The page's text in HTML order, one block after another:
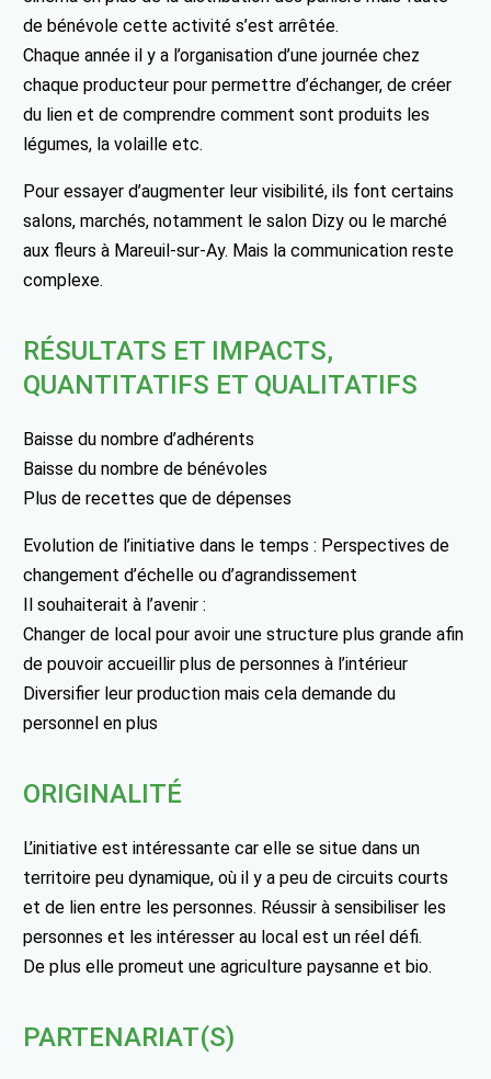
de bénévole cette activité s’est arrêtée.
Chaque année il y a l’organisation d’une journée chez
chaque producteur pour permettre d’échanger, de créer
du lien et de comprendre comment sont produits les
légumes, la volaille etc.
Pour essayer d’augmenter leur visibilité, ils font certains
salons, marchés, notamment le salon Dizy ou le marché
aux fleurs à Mareuil-sur-Ay. Mais la communication reste
complexe.
RÉSULTATS ET IMPACTS,
QUANTITATIFS ET QUALITATIFS
Baisse du nombre d’adhérents
Baisse du nombre de bénévoles
Plus de recettes que de dépenses
Evolution de l’initiative dans le temps : Perspectives de
changement d’échelle ou d’agrandissement
Il souhaiterait à l’avenir :
Changer de local pour avoir une structure plus grande afin
de pouvoir accueillir plus de personnes à l’intérieur
Diversifier leur production mais cela demande du
personnel en plus
ORIGINALITÉ
L’initiative est intéressante car elle se situe dans un
territoire peu dynamique, où il y a peu de circuits courts
et de lien entre les personnes. Réussir à sensibiliser les
personnes et les intéresser au local est un réel défi.
De plus elle promeut une agriculture paysanne et bio.
PARTENARIAT(S)